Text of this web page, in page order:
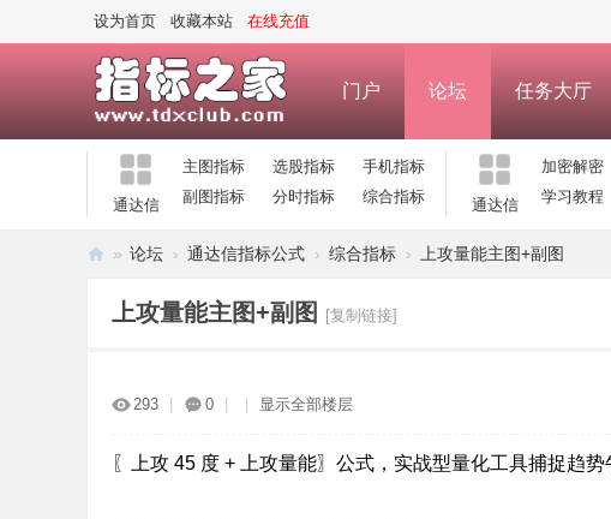
设为首页 收藏本站 在线充值
门户 论坛 任务大厅
通达信
主图指标 选股指标
手机指标
副图指标
分时指标 综合指标 通达信
加密解密
学习教程
» 论坛 › 通达信指标公式 › 综合指标 › 上攻量能主图+副图
上攻量能主图+副图 [复制链接]
293 0 显示全部楼层
〖上攻 45 度 + 上攻量能〗公式，实战型量化工具捕捉趋势